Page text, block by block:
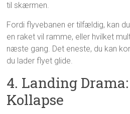
til skærmen.
Fordi flyvebanen er tilfældig, kan
en raket vil ramme, eller hvilket
næste gang. Det eneste, du kan
du lader flyet glide.
4. Landing
Kollapse